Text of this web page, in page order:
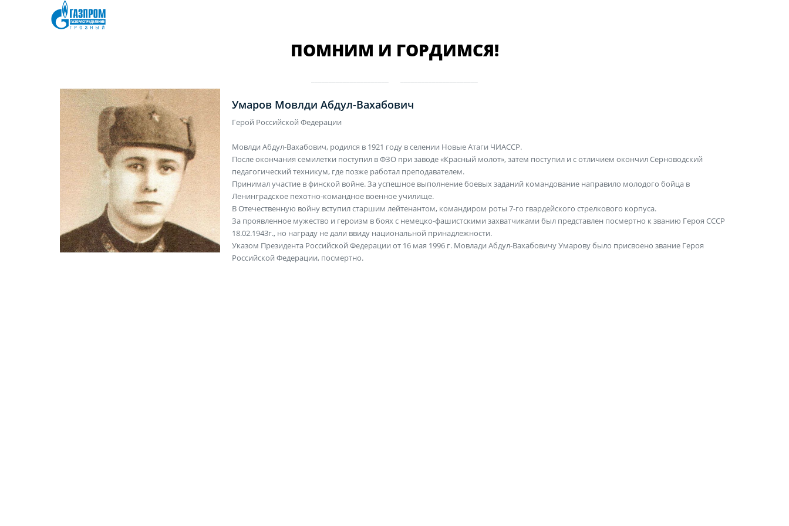
ПОМНИМ И ГОРДИМСЯ!
Умаров Мовлди Абдул-Вахабович
Герой Российской Федерации
Мовлди Абдул-Вахабович, родился в 1921 году в селении Новые Атаги ЧИАССР.
После окончания семилетки поступил в ФЗО при заводе «Красный молот», затем поступил и с отличием окончил Серноводский
педагогический техникум, где позже работал преподавателем.
Принимал участие в финской войне. За успешное выполнение боевых заданий командование направило молодого бойца в
Ленинградское пехотно-командное военное училище.
В Отечественную войну вступил старшим лейтенантом, командиром роты 7-го гвардейского стрелкового корпуса.
За проявленное мужество и героизм в боях с немецко-фашистскими захватчиками был представлен посмертно к званию Героя СССР
18.02.1943г., но награду не дали ввиду национальной принадлежности.
Указом Президента Российской Федерации от 16 мая 1996 г. Мовлади Абдул-Вахабовичу Умарову было присвоено звание Героя
Российской Федерации, посмертно.